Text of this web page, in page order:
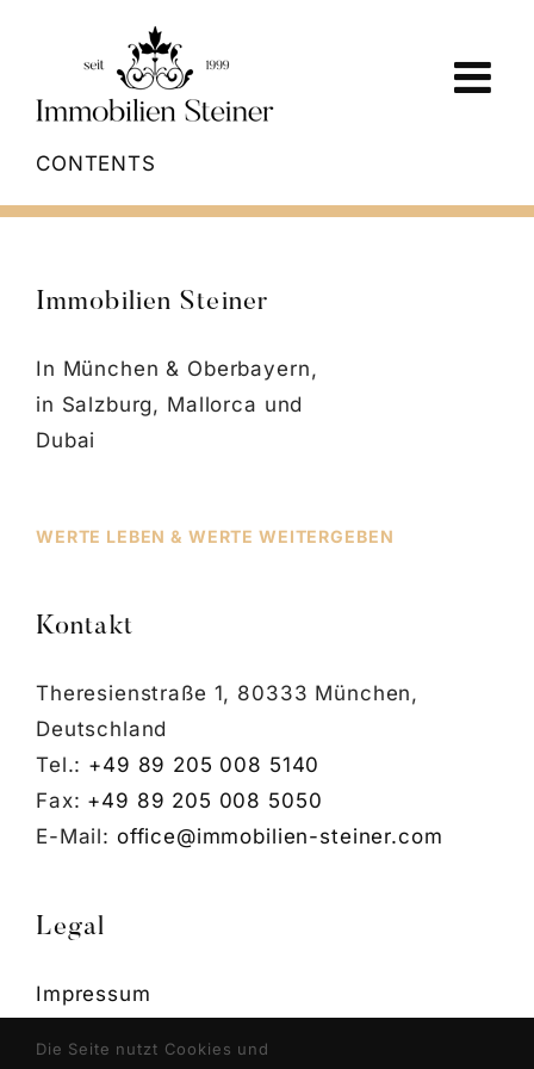
CONTENTS
Immobilien Steiner
In München & Oberbayern,
in Salzburg, Mallorca und
Dubai
WERTE LEBEN & WERTE WEITERGEBEN
Kontakt
Theresienstraße 1, 80333 München,
Deutschland
Tel.: +49 89 205 008 5140
Fax: +49 89 205 008 5050
E-Mail: office@immobilien-steiner.com
Legal
Impressum
Die Seite nutzt Cookies und